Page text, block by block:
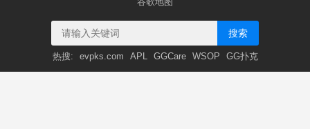
搜索
热搜: evpks.com APL GGCare WSOP GG扑克